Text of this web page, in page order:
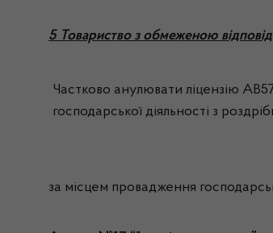
5 Товариство з обмеженою
Частково анулювати ліцензію
господарської діяльності з
за місцем провадження